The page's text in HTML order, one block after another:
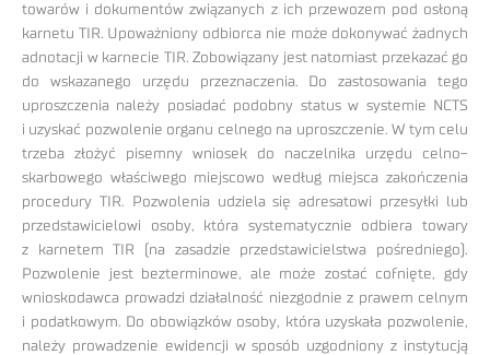
towarów i dokumentów związanych z ich przewozem pod osłoną
karnetu TIR. Upoważniony odbiorca nie może dokonywać żadnych
adnotacji w karnecie TIR. Zobowiązany jest natomiast przekazać go
do wskazanego urzędu przeznaczenia. Do zastosowania tego
uproszczenia należy posiadać podobny status w systemie NCTS
i uzyskać pozwolenie organu celnego na uproszczenie. W tym celu
trzeba złożyć pisemny wniosek do naczelnika urzędu celno-
skarbowego właściwego miejscowo według miejsca zakończenia
procedury TIR. Pozwolenia udziela się adresatowi przesyłki lub
przedstawicielowi osoby, która systematycznie odbiera towary
z karnetem TIR (na zasadzie przedstawicielstwa pośredniego).
Pozwolenie jest bezterminowe, ale może zostać cofnięte, gdy
wnioskodawca prowadzi działalność niezgodnie z prawem celnym
i podatkowym. Do obowiązków osoby, która uzyskała pozwolenie,
należy prowadzenie ewidencji w sposób uzgodniony z instytucją